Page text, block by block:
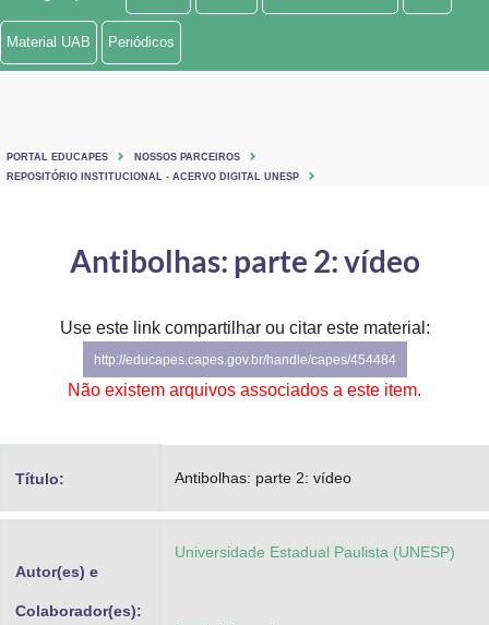
Ministério de Minas e Energia
Ministério do Turismo
Controladoria-Geral da União
Advocacia-Geral da União
Planalto
Material UAB Periódicos
PORTAL EDUCAPES
NOSSOS PARCEIROS
REPOSITÓRIO INSTITUCIONAL - ACERVO DIGITAL UNESP
Antibolhas: parte 2: vídeo
Use este link compartilhar ou citar este material:
http://educapes.capes.gov.br/handle/capes/454484
Não existem arquivos associados a este item.
Título: Antibolhas: parte 2: vídeo
Autor(es) e
Colaborador(es):
Universidade Estadual Paulista (UNESP)